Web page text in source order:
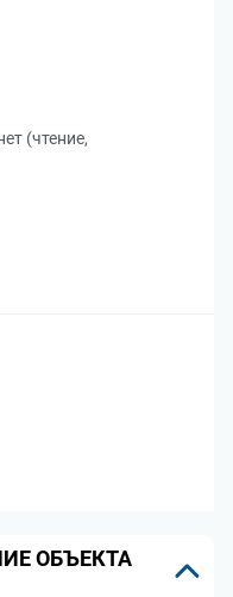
(чтение,
ОБЪЕКТА